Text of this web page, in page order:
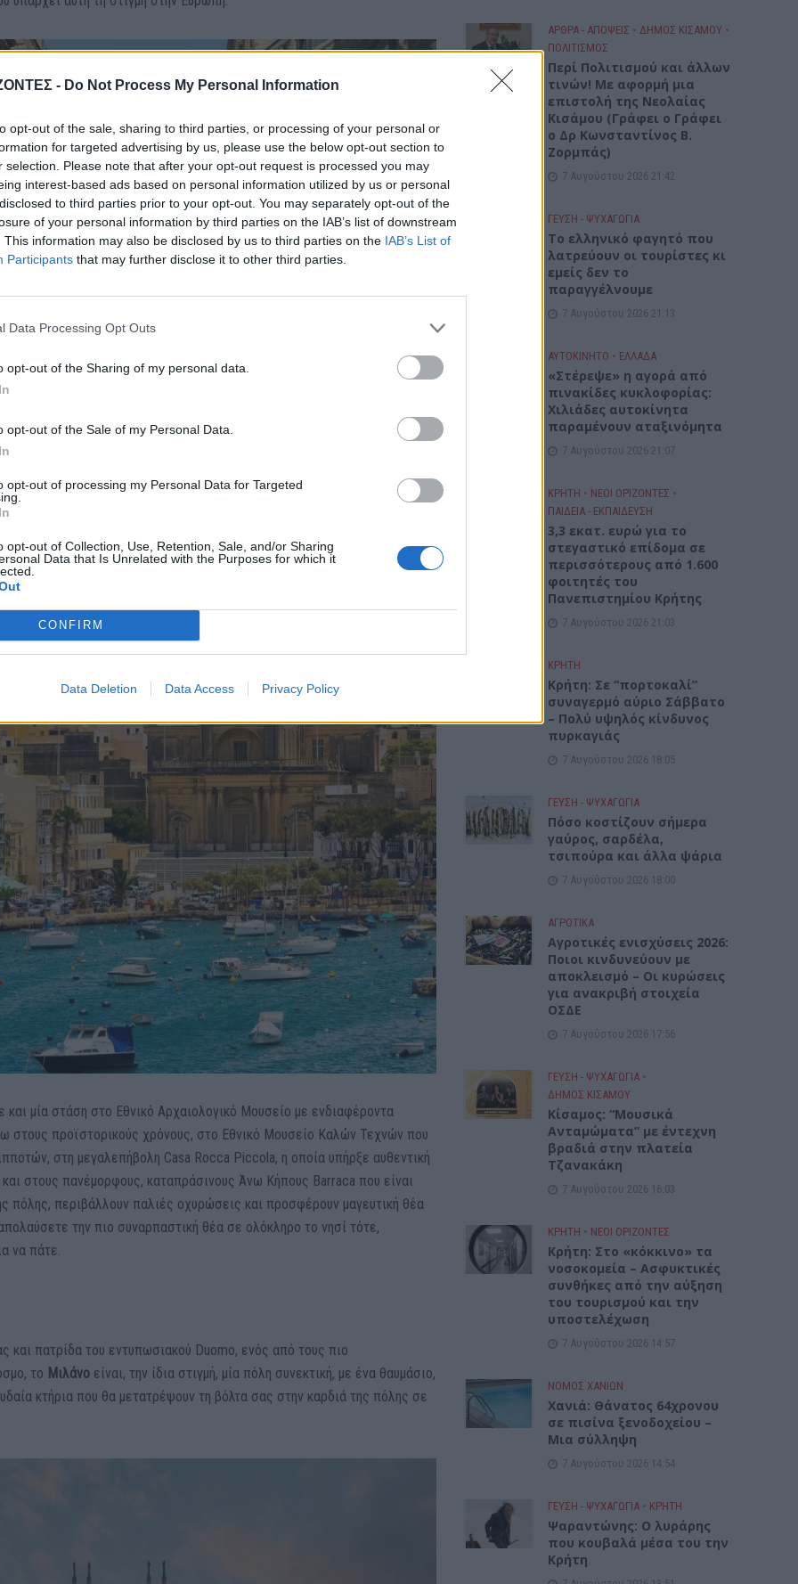
- Do Not Process My Personal Information
opt-out of the sale, sharing to third parties, or processing of your personal or
for targeted advertising by us, please use the below opt-out section to
selection. Please note that after your opt-out request is processed you may
interest-based ads based on personal information utilized by us or personal
to third parties prior to your opt-out. You may separately opt-out of the
of your personal information by third parties on the IAB’s list of downstream
This information may also be disclosed by us to third parties on the IAB’s List of
Participants that may further disclose it to other third parties.
Data Processing Opt Outs
opt-out of the Sharing of my personal data.
opt-out of the Sale of my Personal Data.
opt-out of processing my Personal Data for Targeted
opt-out of Collection, Use, Retention, Sale, and/or Sharing
Data that Is Unrelated with the Purposes for which it
CONFIRM
Data Deletion Data Access Privacy Policy
ενός ολιγοήμερου city break στη Βαλέτα είναι το γεγονός ότι
δύο 24ώρα, να χαρείτε κάθε γωνιά της πόλης, να περάσετε αρκετές
να ανακαλύψετε τα μικρά μυστικά της. Έτσι, σίγουρα θα κάνετε μία
Αγίου Ιωάννη, χτισμένο σε ρυθμό μπαρόκ, μία μοναδική εκκλησία με
στον νου ανάκτορο. Mάλιστα, μέσα στη εκκλησία θα δείτε και δύο
ζωγράφου Caravaggio, αλλά και το φοβερό πάτωμα του ναού που
που υπάρχει σε εκκλησία παγκοσμίως.
και μία στάση στο Eθνικό Αρχαιολογικό Μουσείο με ενδιαφέροντα
στους προϊστορικούς χρόνους, στο Εθνικό Μουσείο Καλών Τεχνών που
στη μεγαλεπήβολη Casa Rocca Piccola, η οποία υπήρξε αυθεντική
στους πανέμορφους, καταπράσινους Άνω Κήπους Barraca που είναι
πόλης, περιβάλλουν παλιές οχυρώσεις και προσφέρουν μαγευτική θέα
την πιο συναρπαστική θέα σε ολόκληρο το νησί τότε,
να πάτε.
και πατρίδα του εντυπωσιακού Duomo, ενός από τους πιο
το Μιλάνο είναι, την ίδια στιγμή, μία πόλη συνεκτική, με ένα θαυμάσιο,
κτήρια που θα μετατρέψουν τη βόλτα σας στην καρδιά της πόλης σε
ΑΡΘΡΑ - ΑΠΟΨΕΙΣ • ΔΉΜΟΣ ΚΙΣΆΜΟΥ •
ΠΟΛΙΤΙΣΜΟΣ
Περί Πολιτισμού και άλλων
τινών! Mε αφορμή μια
επιστολή της Νεολαίας
Κισάμου (Γράφει ο Γράφει
ο Δρ Κωνσταντίνος Β.
Ζορμπάς)
7 Αυγούστου 2026 21:42
ΓΕΎΣΗ - ΨΥΧΑΓΩΓΊΑ
Το ελληνικό φαγητό που
λατρεύουν οι τουρίστες κι
εμείς δεν το
παραγγέλνουμε
7 Αυγούστου 2026 21:13
ΑΥΤΟΚΙΝΗΤΟ • ΕΛΛΑΔΑ
«Στέρεψε» η αγορά από
πινακίδες κυκλοφορίας:
Χιλιάδες αυτοκίνητα
παραμένουν αταξινόμητα
7 Αυγούστου 2026 21:07
ΚΡΗΤΗ • ΝΕΟΙ ΟΡΙΖΟΝΤΕΣ •
ΠΑΙΔΕΙΑ - ΕΚΠΑΙΔΕΥΣΗ
3,3 εκατ. ευρώ για το
στεγαστικό επίδομα σε
περισσότερους από 1.600
φοιτητές του
Πανεπιστημίου Κρήτης
7 Αυγούστου 2026 21:03
ΚΡΗΤΗ
Κρήτη: Σε “πορτοκαλί”
συναγερμό αύριο Σάββατο
– Πολύ υψηλός κίνδυνος
πυρκαγιάς
7 Αυγούστου 2026 18:05
ΓΕΎΣΗ - ΨΥΧΑΓΩΓΊΑ
Πόσο κοστίζουν σήμερα
γαύρος, σαρδέλα,
τσιπούρα και άλλα ψάρια
7 Αυγούστου 2026 18:00
ΑΓΡΟΤΙΚΑ
Αγροτικές ενισχύσεις 2026:
Ποιοι κινδυνεύουν με
αποκλεισμό – Οι κυρώσεις
για ανακριβή στοιχεία
ΟΣΔΕ
7 Αυγούστου 2026 17:56
ΓΕΎΣΗ - ΨΥΧΑΓΩΓΊΑ •
ΔΉΜΟΣ ΚΙΣΆΜΟΥ
Κίσαμος: “Μουσικά
Ανταμώματα” με έντεχνη
βραδιά στην πλατεία
Τζανακάκη
7 Αυγούστου 2026 16:03
ΚΡΗΤΗ • ΝΕΟΙ ΟΡΙΖΟΝΤΕΣ
Κρήτη: Στο «κόκκινο» τα
νοσοκομεία – Ασφυκτικές
συνθήκες από την αύξηση
του τουρισμού και την
υποστελέχωση
7 Αυγούστου 2026 14:57
ΝΟΜΌΣ ΧΑΝΊΩΝ
Χανιά: Θάνατος 64χρονου
σε πισίνα ξενοδοχείου –
Μια σύλληψη
7 Αυγούστου 2026 14:54
ΓΕΎΣΗ - ΨΥΧΑΓΩΓΊΑ • ΚΡΗΤΗ
Ψαραντώνης: Ο λυράρης
που κουβαλά μέσα του την
Κρήτη